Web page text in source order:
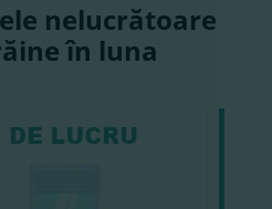
nelucrătoare
în luna